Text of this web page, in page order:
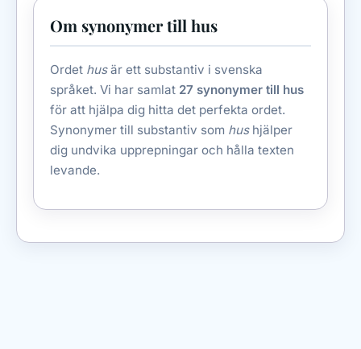
Om synonymer till hus
Ordet husär ett substantiv i svenska
språket. Vi har samlat 27 synonymer till hus
för att hjälpa dig hitta det perfekta ordet.
Synonymer till substantiv som hushjälper
dig undvika upprepningar och hålla texten
levande.